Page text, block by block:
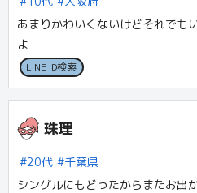
あまりかわいくないけどそれでも
よ
LINE ID検索
珠理
20代
千葉県
シングルにもどったからまたお出